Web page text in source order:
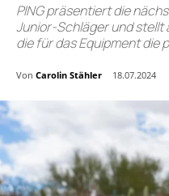
PING präsentiert die
Junior-Schläger und stellt
die für das Equipment die
Von Carolin Stähler 18.07.2024